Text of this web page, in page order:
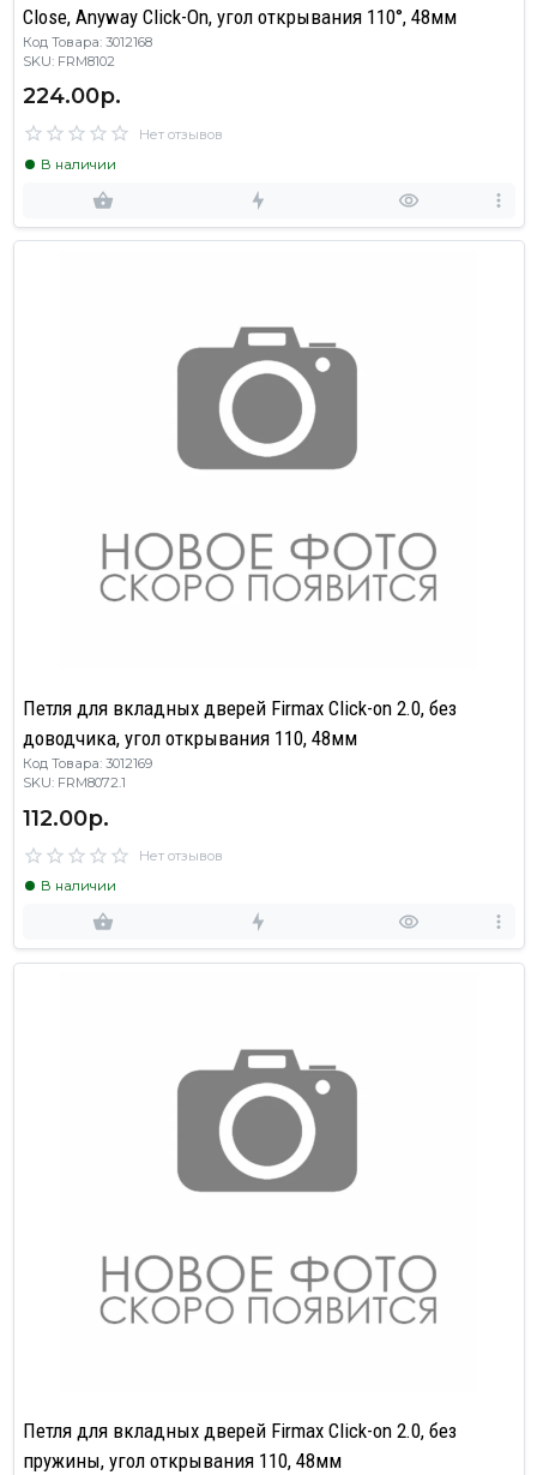
Close, Anyway Click-On, угол открывания 110°, 48мм
Код Товара: 3012168
SKU: FRM8102
224.00р.
Нет отзывов
В наличии
Петля для вкладных дверей Firmax Click-on 2.0, без
доводчика, угол открывания 110, 48мм
Код Товара: 3012169
SKU: FRM8072.1
112.00р.
Нет отзывов
В наличии
Петля для вкладных дверей Firmax Click-on 2.0, без
пружины, угол открывания 110, 48мм